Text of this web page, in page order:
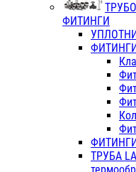
ФИТИНГИ
ТРУБА